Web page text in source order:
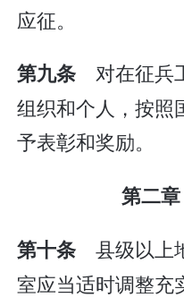
应征。
第九条 对在征兵
组织和个人，按照
予表彰和奖励。
第二
第十条 县级以上
室应当适时调整充